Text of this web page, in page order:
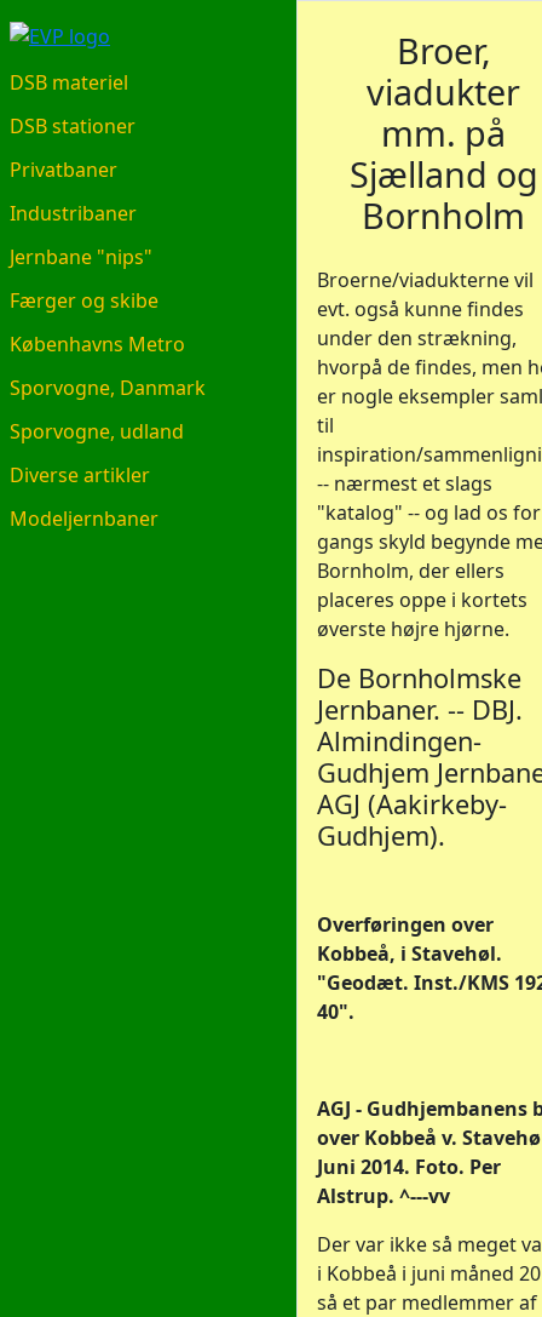
EVP.DK
DSB materiel
DSB stationer
Privatbaner
Industribaner
Jernbane "nips"
Færger og skibe
Københavns Metro
Sporvogne, Danmark
Sporvogne, udland
Diverse artikler
Modeljernbaner
Broer,
viadukter
mm. på
Sjælland og
Bornholm
Broerne/viadukterne vil
evt. også kunne findes
under den strækning,
hvorpå de findes, men
er nogle eksempler
til
inspiration/
-- nærmest et slags
"katalog" -- og lad os
gangs skyld begynde
Bornholm, der ellers
placeres oppe i kortets
øverste højre hjørne.
De Bornholmske
Jernbaner. -- DBJ.
Almindingen-
Gudhjem
AGJ (Aakirkeby-
Gudhjem).
Overføringen over
Kobbeå, i Stavehøl.
"Geodæt. Inst./KMS
40".
AGJ - Gudhjembanens
over Kobbeå v.
Juni 2014. Foto. Per
Alstrup. ^---vv
Der var ikke så meget
i Kobbeå i juni måned
så et par medlemmer af